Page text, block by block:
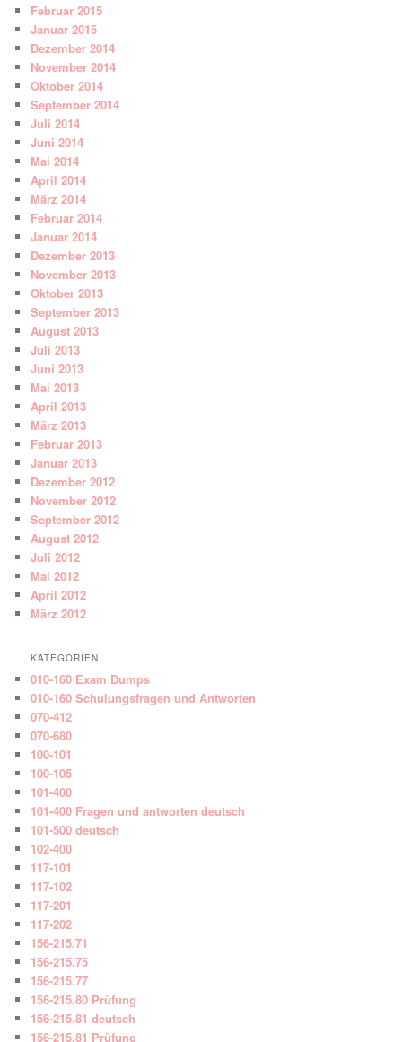
Februar 2015
Januar 2015
Dezember 2014
November 2014
Oktober 2014
September 2014
Juli 2014
Juni 2014
Mai 2014
April 2014
März 2014
Februar 2014
Januar 2014
Dezember 2013
November 2013
Oktober 2013
September 2013
August 2013
Juli 2013
Juni 2013
Mai 2013
April 2013
März 2013
Februar 2013
Januar 2013
Dezember 2012
November 2012
September 2012
August 2012
Juli 2012
Mai 2012
April 2012
März 2012
KATEGORIEN
010-160 Exam Dumps
010-160 Schulungsfragen und Antworten
070-412
070-680
100-101
100-105
101-400
101-400 Fragen und antworten deutsch
101-500 deutsch
102-400
117-101
117-102
117-201
117-202
156-215.71
156-215.75
156-215.77
156-215.80 Prüfung
156-215.81 deutsch
156-215.81 Prüfung